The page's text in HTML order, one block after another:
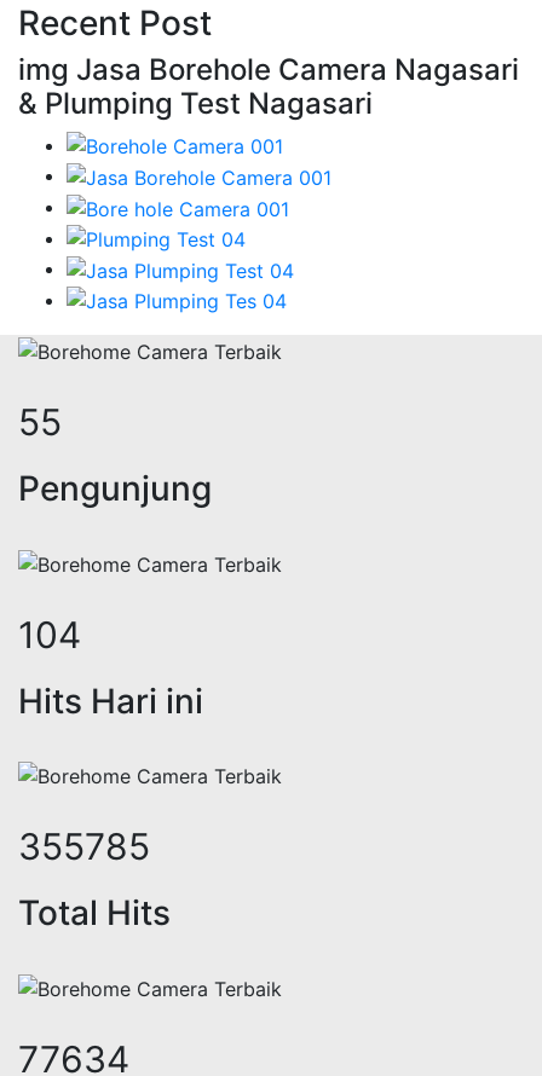
Recent Post
img Jasa Borehole Camera Nagasari
& Plumping Test Nagasari
66
Pengunjung
126
Hits Hari ini
432635
Total Hits
94402